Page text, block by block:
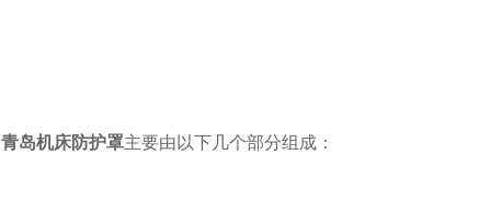
青岛机床防护罩主要由以下几个部分组成：